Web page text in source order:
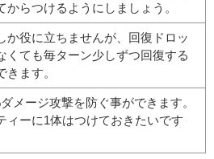
からつけるようにしましょう。
か役に立ちませんが、回復ドロッ
くても毎ターン少しずつ回復する
きます。
メージ攻撃を防ぐ事ができます。
ィーに1体はつけておきたいです